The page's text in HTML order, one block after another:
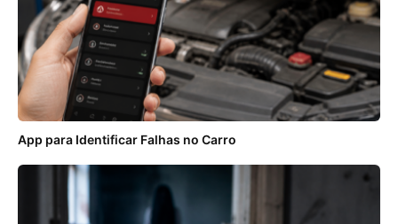
App para Identificar Falhas no Carro